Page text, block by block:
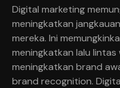
Digital marketing
meningkatkan
mereka. Ini
meningkatkan lalu lintas
meningkatkan brand
brand recognition.